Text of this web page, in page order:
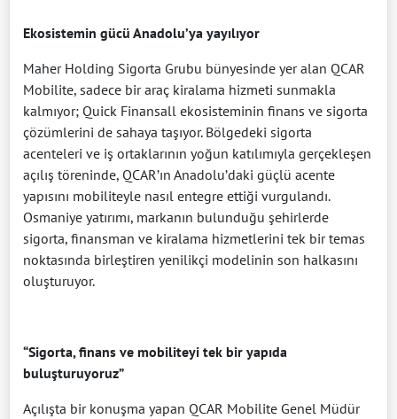
Ekosistemin gücü Anadolu’ya yayılıyor
Maher Holding Sigorta Grubu bünyesinde yer alan QCAR
Mobilite, sadece bir araç kiralama hizmeti sunmakla
kalmıyor; Quick Finansall ekosisteminin finans ve sigorta
çözümlerini de sahaya taşıyor. Bölgedeki sigorta
acenteleri ve iş ortaklarının yoğun katılımıyla gerçekleşen
açılış töreninde, QCAR’ın Anadolu’daki güçlü acente
yapısını mobiliteyle nasıl entegre ettiği vurgulandı.
Osmaniye yatırımı, markanın bulunduğu şehirlerde
sigorta, finansman ve kiralama hizmetlerini tek bir temas
noktasında birleştiren yenilikçi modelinin son halkasını
oluşturuyor.
“Sigorta, finans ve mobiliteyi tek bir yapıda
buluşturuyoruz”
Açılışta bir konuşma yapan QCAR Mobilite Genel Müdür